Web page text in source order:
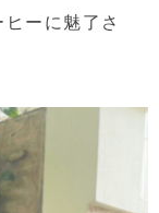
ーに魅了さ